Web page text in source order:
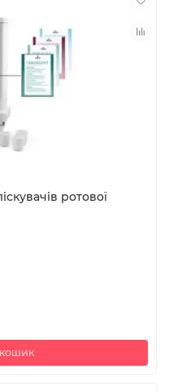
ротової